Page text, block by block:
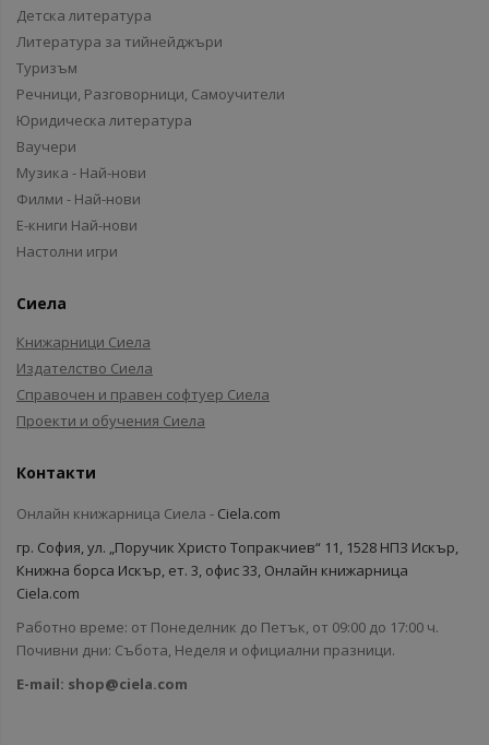
Детска литература
Литература за тийнейджъри
Туризъм
Речници, Разговорници, Самоучители
Юридическа литература
Ваучери
Музика - Най-нови
Филми - Най-нови
Е-книги Най-нови
Настолни игри
Сиела
Книжарници Сиела
Издателство Сиела
Справочен и правен софтуер Сиела
Проекти и обучения Сиела
Контакти
Онлайн книжарница Сиела - Ciela.com
гр. София, ул. „Поручик Христо Топракчиев“ 11, 1528 НПЗ Искър,
Книжна борса Искър, ет. 3, офис 33, Онлайн книжарница
Ciela.com
Работно време: от Понеделник до Петък, от 09:00 до 17:00 ч.
Почивни дни: Събота, Неделя и официални празници.
E-mail: shop@ciela.com